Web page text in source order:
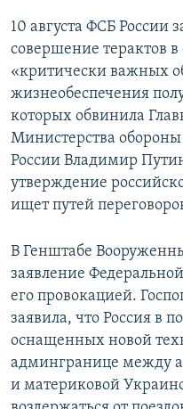
10 августа ФСБ России
совершение терактов
«критически важных
жизнеобеспечения
которых обвинила
Министерства
России Владимир
утверждение
ищет путей
В Генштабе
заявление
его провокацией.
заявила, что Россия в
оснащенных новой
админгранице между
и материковой